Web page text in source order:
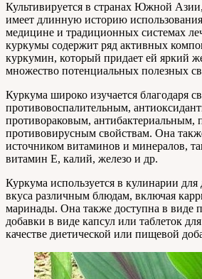
Культивируется в странах Южной
имеет длинную историю
медицине и традиционных системах
куркумы содержит ряд активных
куркумин, который придает ей яркий
множество потенциальных полезных
Куркума широко изучается благодаря
противовоспалительным,
противораковым, антибактериальным,
противовирусным свойствам. Она
источником витаминов и минералов,
витамин Е, калий, железо и др.
Куркума используется в кулинарии для
вкуса различным блюдам, включая
маринады. Она также доступна в виде
добавки в виде капсул или таблеток
качестве диетической или пищевой